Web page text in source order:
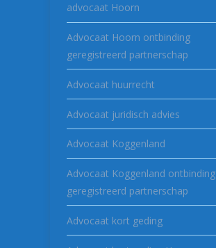
advocaat Hoorn
Advocaat Hoorn ontbinding
geregistreerd partnerschap
Advocaat huurrecht
Advocaat juridisch advies
Advocaat Koggenland
Advocaat Koggenland ontbinding
geregistreerd partnerschap
Advocaat kort geding